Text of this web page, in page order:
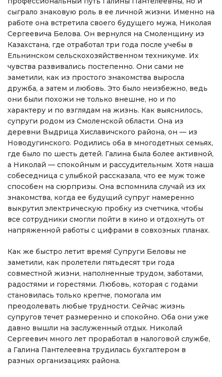
сыграло знаковую роль в ее личной жизни. Именно на
работе она встретила своего будущего мужа, Николая
Сергеевича Белова. Он вернулся на Смоленщину из
Казахстана, где отработал три года после учебы в
Ельнинском сельскохозяйственном техникуме. Их
чувства развивались постепенно. Они сами не
заметили, как из простого знакомства выросла
дружба, а затем и любовь. Это было неизбежно, ведь
они были похожи не только внешне, но и по
характеру и по взглядам на жизнь. Как выяснилось,
супруги родом из Смоленской области. Она из
деревни Выдрица Хиславичского района, он — из
Новодугинского. Родились оба в многодетных семьях,
где было по шесть детей. Галина была более активной,
а Николай — спокойным и рассудительным. Хотя наша
собеседница с улыбкой рассказала, что ее муж тоже
способен на сюрпризы. Она вспомнила случай из их
знакомства, когда ее будущий супруг намеренно
выкрутил электрическую пробку из счетчика, чтобы
все сотрудники смогли пойти в кино и отдохнуть от
напряженной работы с цифрами в совхозных планах.
Как же быстро летит время! Супруги Беловы не
заметили, как пролетели пятьдесят три года
совместной жизни, наполненные трудом, заботами,
радостями и горестями. Любовь, которая с годами
становилась только крепче, помогала им
преодолевать любые трудности. Сейчас жизнь
супругов течет размеренно и спокойно. Оба они уже
давно вышли на заслуженный отдых. Николай
Сергеевич много лет проработал в налоговой службе,
а Галина Пантелеевна трудилась бухгалтером в
разных организациях района.